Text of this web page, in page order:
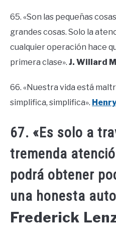
65. «Son las pequeñas
grandes cosas. Solo la
cualquier operación hace
primera clase». J. Willard
66. «Nuestra vida está
simplifica, simplifica».
67. «Es solo a
tremenda
podrá obtener
una honesta
Frederick